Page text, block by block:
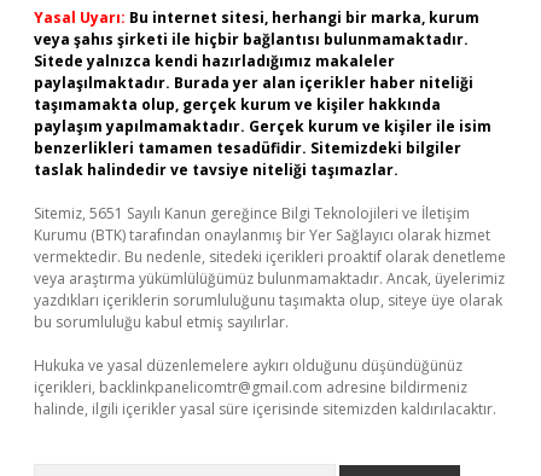
Yasal Uyarı: Bu internet sitesi, herhangi bir marka, kurum
veya şahıs şirketi ile hiçbir bağlantısı bulunmamaktadır.
Sitede yalnızca kendi hazırladığımız makaleler
paylaşılmaktadır. Burada yer alan içerikler haber niteliği
taşımamakta olup, gerçek kurum ve kişiler hakkında
paylaşım yapılmamaktadır. Gerçek kurum ve kişiler ile isim
benzerlikleri tamamen tesadüfidir. Sitemizdeki bilgiler
taslak halindedir ve tavsiye niteliği taşımazlar.
Sitemiz, 5651 Sayılı Kanun gereğince Bilgi Teknolojileri ve İletişim
Kurumu (BTK) tarafından onaylanmış bir Yer Sağlayıcı olarak hizmet
vermektedir. Bu nedenle, sitedeki içerikleri proaktif olarak denetleme
veya araştırma yükümlülüğümüz bulunmamaktadır. Ancak, üyelerimiz
yazdıkları içeriklerin sorumluluğunu taşımakta olup, siteye üye olarak
bu sorumluluğu kabul etmiş sayılırlar.
Hukuka ve yasal düzenlemelere aykırı olduğunu düşündüğünüz
içerikleri, backlinkpanelicomtr@gmail.com adresine bildirmeniz
halinde, ilgili içerikler yasal süre içerisinde sitemizden kaldırılacaktır.